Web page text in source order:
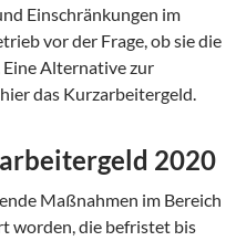
Einschränkungen im
vor der Frage, ob sie die
Alternative zur
das Kurzarbeitergeld.
2020
Maßnahmen im Bereich
worden, die befristet bis